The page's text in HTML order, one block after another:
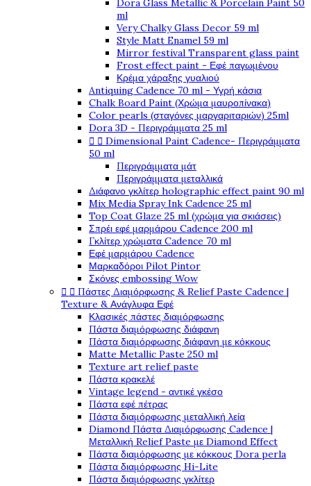
Dora Glass Metallic & Porcelain Paint 50
ml
Very Chalky Glass Decor 59 ml
Style Matt Enamel 59 ml
Mirror festival Transparent glass paint
Frost effect paint - Εφέ παγωμένου
Κρέμα χάραξης γυαλιού
Antiquing Cadence 70 ml - Υγρή κάσια
Chalk Board Paint (Χρώμα μαυροπίνακα)
Color pearls (σταγόνες μαργαριταριών) 25ml
Dora 3D - Περιγράμματα 25 ml
  Dimensional Paint Cadence- Περιγράμματα
50 ml
Περιγράμματα μάτ
Περιγράμματα μεταλλικά
Διάφανο γκλίτερ holographic effect paint 90 ml
Mix Media Spray Ink Cadence 25 ml
Top Coat Glaze 25 ml (χρώμα για σκιάσεις)
Σπρέι εφέ μαρμάρου Cadence 200 ml
Γκλίτερ χρώματα Cadence 70 ml
Εφέ μαρμάρου Cadence
Μαρκαδόροι Pilot Pintor
Σκόνες embossing Wow
  Πάστες Διαμόρφωσης & Relief Paste Cadence |
Texture & Ανάγλυφα Εφέ
Κλασικές πάστες διαμόρφωσης
Πάστα διαμόρφωσης διάφανη
Πάστα διαμόρφωσης διάφανη με κόκκους
Matte Metallic Paste 250 ml
Texture art relief paste
Πάστα κρακελέ
Vintage legend - αντικέ γκέσο
Πάστα εφέ πέτρας
Πάστα διαμόρφωσης μεταλλική λεία
Diamond Πάστα Διαμόρφωσης Cadence |
Μεταλλική Relief Paste με Diamond Effect
Πάστα διαμόρφωσης με κόκκους Dora perla
Πάστα διαμόρφωσης Hi-Lite
Πάστα διαμόρφωσης γκλίτερ